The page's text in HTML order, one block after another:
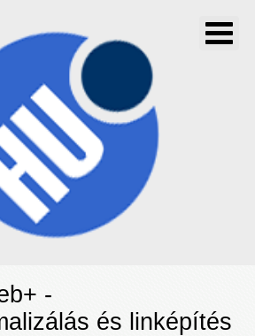
-
és linképítés